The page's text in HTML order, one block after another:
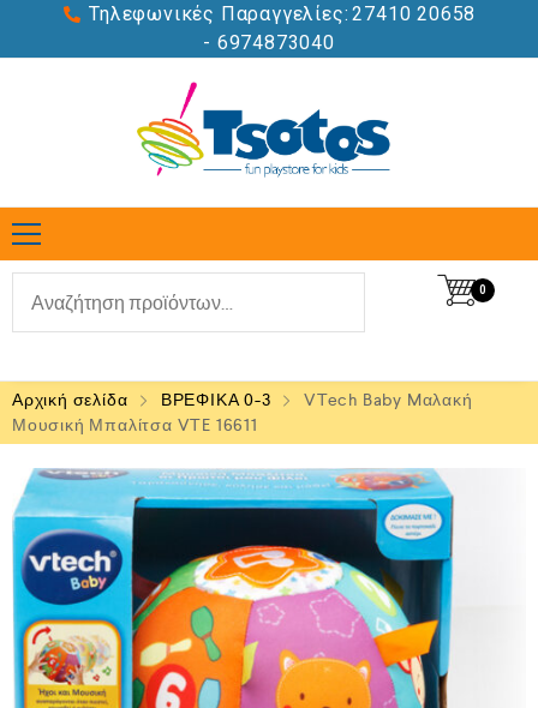
Τηλεφωνικές Παραγγελίες: 27410 20658
- 6974873040
0
Αρχική σελίδα ΒΡΕΦΙΚΑ 0-3
VTech Baby Mαλακή
Μουσική Μπαλίτσα VTE 16611